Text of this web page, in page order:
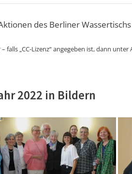
des Berliner
„CC-Lizenz“ angegeben ist, dann
2022 in Bildern